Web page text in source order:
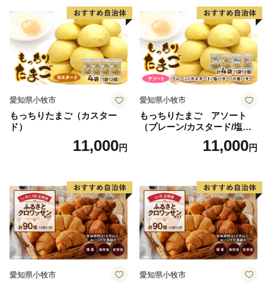
Email：shimanto@furusato-city.com
愛知県小牧市
もっちりたまご（カスター
ド）
11,000円
愛知県小牧市
もっちりたまご アソート
（プレーン/カスタード/塩バ
ター/小倉バター）11,000円
愛知県小牧市 愛知県小牧市